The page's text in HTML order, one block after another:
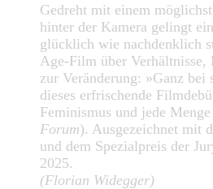
Gedreht mit einem
hinter der Kamera gelingt
glücklich wie nachdenklich
Age-Film über
zur Veränderung: »Ganz
dieses erfrischende
Feminismus und jede
Forum). Ausgezeichnet mit
und dem Spezialpreis der
2025.
(Florian Widegger)